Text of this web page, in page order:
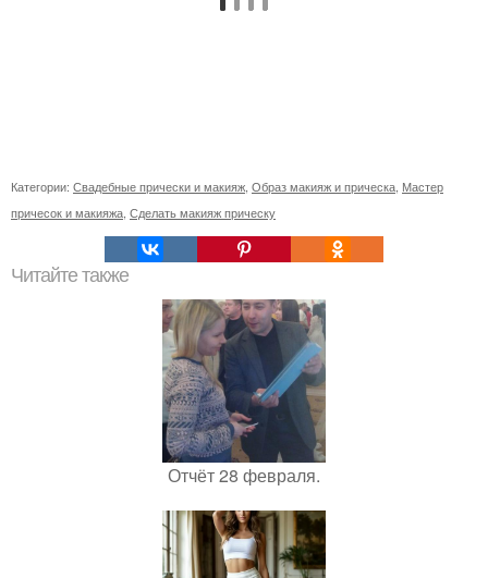
Категории: Свадебные прически и макияж Образ макияж и прическа Мастер
причесок и макияжа Сделать макияж прическу
Читайте также
Отчёт 28 февраля.